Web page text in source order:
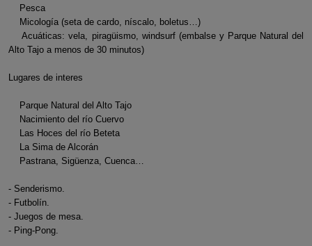
Pesca
Micología (seta de cardo, níscalo, boletus…)
Acuáticas: vela, piragüismo, windsurf (embalse y Parque Natural del
Alto Tajo a menos de 30 minutos)
Lugares de interes
Parque Natural del Alto Tajo
Nacimiento del río Cuervo
Las Hoces del río Beteta
La Sima de Alcorán
Pastrana, Sigüenza, Cuenca…
- Senderismo.
- Futbolín.
- Juegos de mesa.
- Ping-Pong.